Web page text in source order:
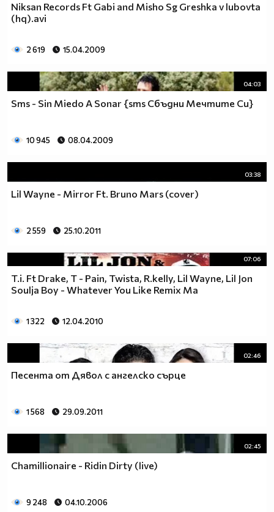
Niksan Records Ft Gabi and Misho Sg Greshka v lubovta
(hq).avi
2 619 15.04.2009
04:03
Sms - Sin Miedo A Sonar {sms Сбъдни Мечтите Си}
10 945 08.04.2009
03:38
Lil Wayne - Mirror Ft. Bruno Mars (cover)
2 559 25.10.2011
07:06
T.i. Ft Drake, T - Pain, Twista, R.kelly, Lil Wayne, Lil Jon
Soulja Boy - Whatever You Like Remix Ma
1 322 12.04.2010
02:46
Песента от Дявол с ангелско сърце
1 568 29.09.2011
02:45
Chamillionaire - Ridin Dirty (live)
9 248 04.10.2006